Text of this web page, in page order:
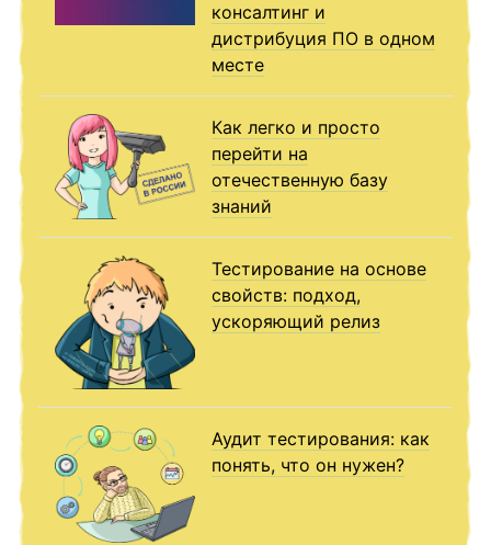
консалтинг и
дистрибуция ПО в одном
месте
Как легко и просто
перейти на
отечественную базу
знаний
Тестирование на основе
свойств: подход,
ускоряющий релиз
Аудит тестирования: как
понять, что он нужен?